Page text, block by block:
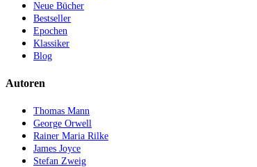
Neue Bücher
Bestseller
Epochen
Klassiker
Blog
Autoren
Thomas Mann
George Orwell
Rainer Maria Rilke
James Joyce
Stefan Zweig